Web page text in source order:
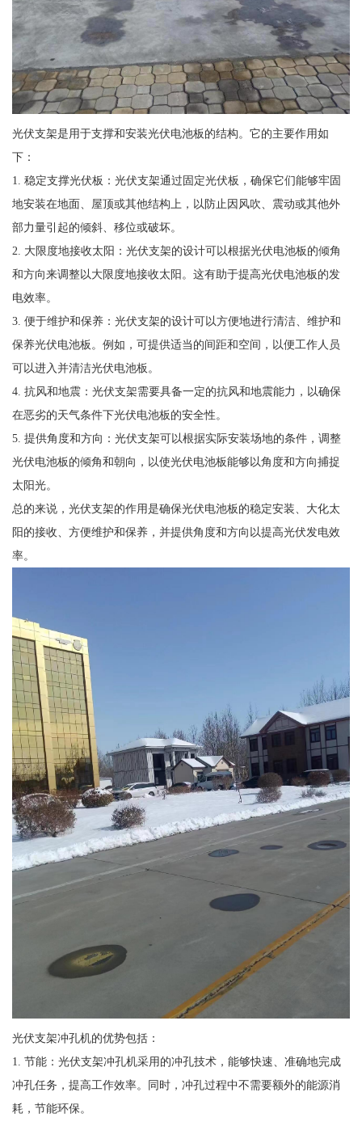
光伏支架是用于支撑和安装光伏电池板的结构。它的主要作用如
下：
1. 稳定支撑光伏板：光伏支架通过固定光伏板，确保它们能够牢固
地安装在地面、屋顶或其他结构上，以防止因风吹、震动或其他外
部力量引起的倾斜、移位或破坏。
2. 大限度地接收太阳：光伏支架的设计可以根据光伏电池板的倾角
和方向来调整以大限度地接收太阳。这有助于提高光伏电池板的发
电效率。
3. 便于维护和保养：光伏支架的设计可以方便地进行清洁、维护和
保养光伏电池板。例如，可提供适当的间距和空间，以便工作人员
可以进入并清洁光伏电池板。
4. 抗风和地震：光伏支架需要具备一定的抗风和地震能力，以确保
在恶劣的天气条件下光伏电池板的安全性。
5. 提供角度和方向：光伏支架可以根据实际安装场地的条件，调整
光伏电池板的倾角和朝向，以使光伏电池板能够以角度和方向捕捉
太阳光。
总的来说，光伏支架的作用是确保光伏电池板的稳定安装、大化太
阳的接收、方便维护和保养，并提供角度和方向以提高光伏发电效
率。
光伏支架冲孔机的优势包括：
1. 节能：光伏支架冲孔机采用的冲孔技术，能够快速、准确地完成
冲孔任务，提高工作效率。同时，冲孔过程中不需要额外的能源消
耗，节能环保。